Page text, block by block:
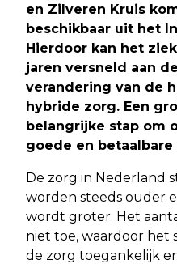
en Zilveren Kruis
beschikbaar uit het
Hierdoor kan het
jaren versneld aan
verandering van de
hybride zorg. Een
belangrijke stap om
goede en
De zorg in Nederland
worden steeds ouder
wordt groter. Het
niet toe, waardoor het
de zorg toegankelijk